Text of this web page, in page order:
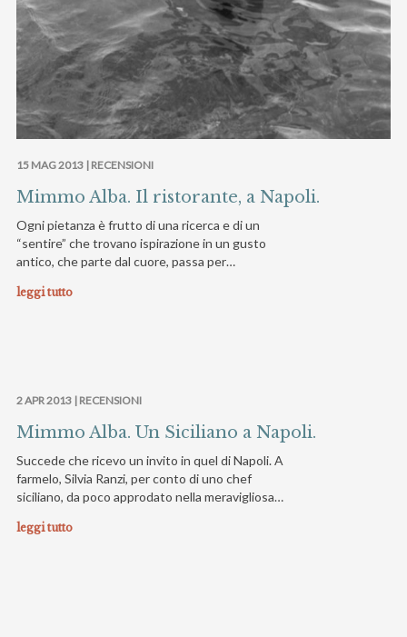
15 MAG 2013 | RECENSIONI
Mimmo Alba. Il ristorante, a Napoli.
Ogni pietanza è frutto di una ricerca e di un
“sentire” che trovano ispirazione in un gusto
antico, che parte dal cuore, passa per…
leggi tutto
2 APR 2013 | RECENSIONI
Mimmo Alba. Un Siciliano a Napoli.
Succede che ricevo un invito in quel di Napoli. A
farmelo, Silvia Ranzi, per conto di uno chef
siciliano, da poco approdato nella meravigliosa…
leggi tutto